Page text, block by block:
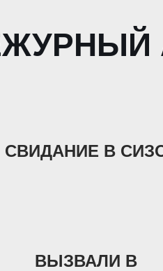
СВИДАНИЕ В
ВЫЗВАЛИ В